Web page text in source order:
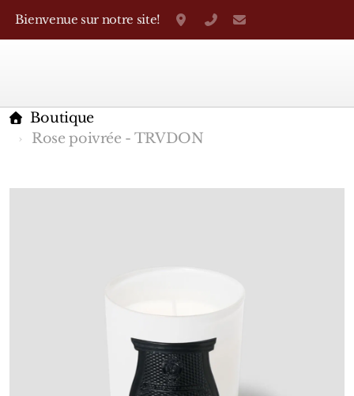
Bienvenue sur notre site! Grand-Rue 38, Genève
+41 22 310 38 75
Boutique
Rose poivrée - TRVDON